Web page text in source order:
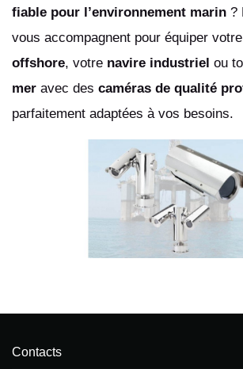
fiable pour l’environnement marin ?
vous accompagnent pour équiper votre
offshore, votre navire industriel ou
mer avec des caméras de qualité
parfaitement adaptées à vos besoins.
Contacts